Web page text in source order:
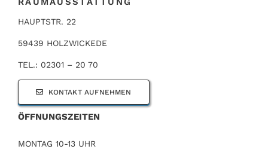
HAUPTSTR. 22
59439 HOLZWICKEDE
TEL.: 02301 – 20 70
KONTAKT AUFNEHMEN
ÖFFNUNGSZEITEN
MONTAG 10-13 UHR